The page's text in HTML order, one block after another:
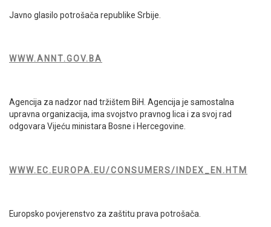
Javno glasilo potrošača republike Srbije.
WWW.ANNT.GOV.BA
Agencija za nadzor nad tržištem BiH. Agencija je samostalna
upravna organizacija, ima svojstvo pravnog lica i za svoj rad
odgovara Vijeću ministara Bosne i Hercegovine.
WWW.EC.EUROPA.EU/CONSUMERS/INDEX_EN.HTM
Europsko povjerenstvo za zaštitu prava potrošača.